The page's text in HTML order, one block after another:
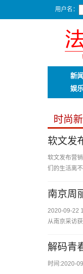
用户名：
新闻
娱
时尚
软文发
软文发布营
们的生活离
南京周
2020-09-22
从南京采访
解码青
时间:2020-